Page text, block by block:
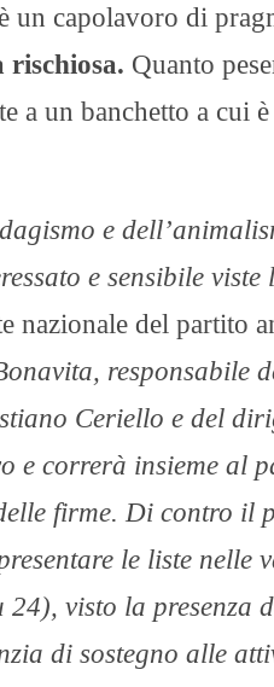
un capolavoro di
rischiosa. Quanto
a un banchetto a cui
e
e sensibile
nazionale del partito
responsabile
Ceriello e del
e correrà insieme al
firme. Di contro
le liste nelle
visto la
di sostegno alle